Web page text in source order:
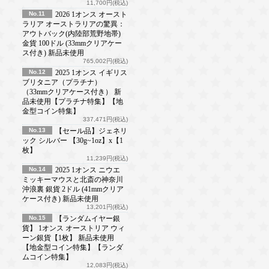
11,700円(税込)
No.11
2026 1オンス オースト
ラリア オーストラリアの驚異：
アウトバック(内陸部荒野地帯)
金貨 100ドル (33mmクリアケー
ス付き) 新品未使用
765,002円(税込)
No.12
2025 1オンス イギリス
ブリタニア（プラチナ）
（33mmクリアケース付き） 新
品未使用【プラチナ特集】【地
金型コイン特集】
337,471円(税込)
No.13
【セール品】ジェネリ
ック シルバー 【30g~1oz】x【1
枚】
11,239円(税込)
No.14
2025 1オンス ニウエ
ミッキーマウスと北斎の神奈川
沖浪裏 銀貨 2ドル (41mmクリア
ケース付き) 新品未使用
13,201円(税込)
No.15
【ランダムイヤー銀
貨】 1オンス オーストリア ウィ
ーン銀貨【1枚】 新品未使用
【地金型コイン特集】【ランダ
ムコイン特集】
12,083円(税込)